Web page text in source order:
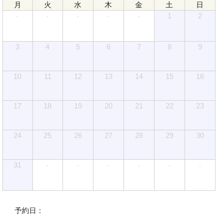
月 火 水 木 金 土 日
- - - - - 1 2
3 4 5 6 7 8 9
10 11 12 13 14 15 16
17 18 19 20 21 22 23
24 25 26 27 28 29 30
31 - - - - - -
予約日：